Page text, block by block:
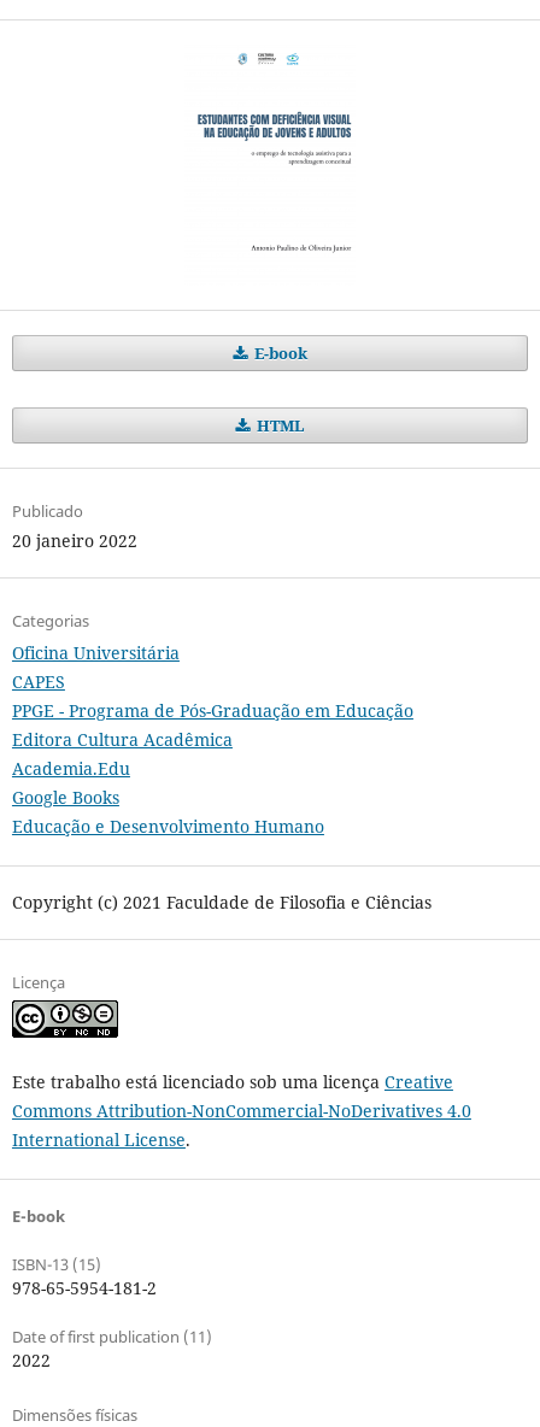
E-book
HTML
Publicado
20 janeiro 2022
Categorias
Oficina Universitária
CAPES
PPGE - Programa de Pós-Graduação em Educação
Editora Cultura Acadêmica
Academia.Edu
Google Books
Educação e Desenvolvimento Humano
Copyright (c) 2021 Faculdade de Filosofia e Ciências
Licença
Este trabalho está licenciado sob uma licença Creative
Commons Attribution-NonCommercial-NoDerivatives 4.0
International License.
E-book
ISBN-13 (15)
978-65-5954-181-2
Date of first publication (11)
2022
Dimensões físicas